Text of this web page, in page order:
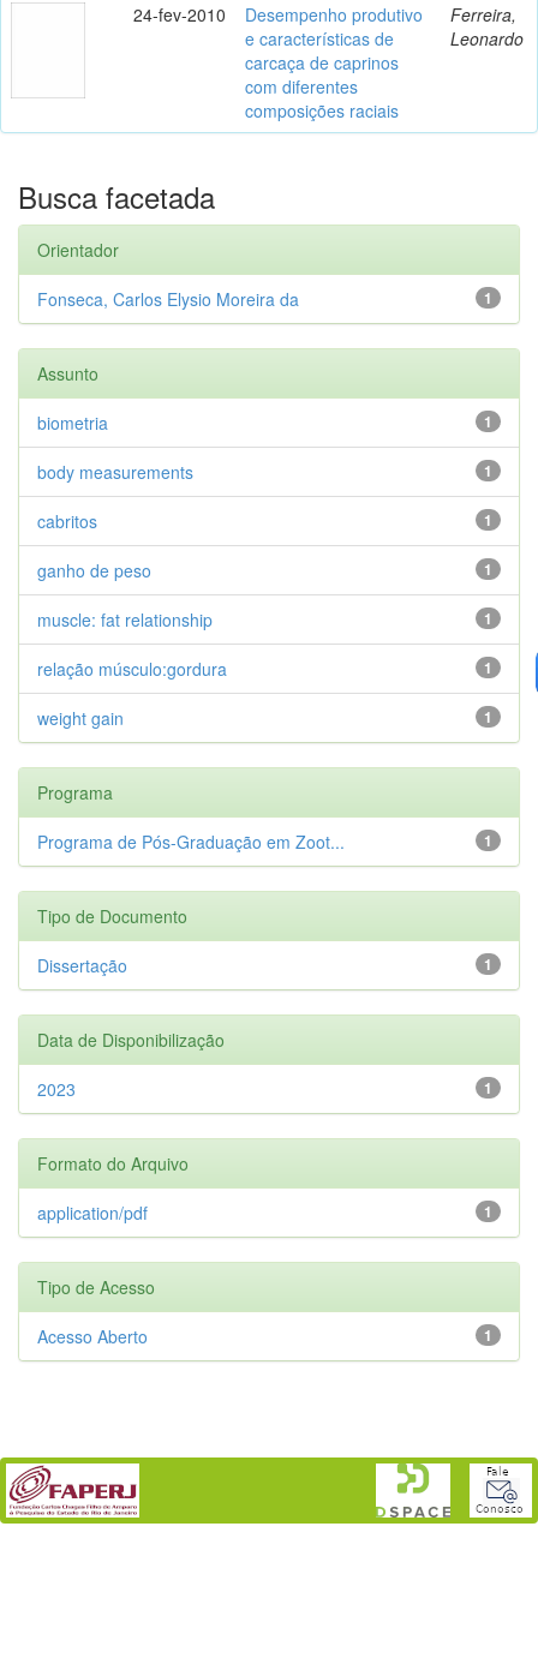
24-fev-2010
Desempenho produtivo
e características de
carcaça de caprinos
com diferentes
composições raciais
Ferreira,
Leonardo
Busca facetada
Orientador
1
Fonseca, Carlos Elysio Moreira da
Assunto
1
biometria
1
body measurements
1
cabritos
1
ganho de peso
1
muscle: fat relationship
1
relação músculo:gordura
1
weight gain
Programa
1
Programa de Pós-Graduação em Zoot...
Tipo de Documento
1
Dissertação
Data de Disponibilização
1
2023
Formato do Arquivo
1
application/pdf
Tipo de Acesso
1
Acesso Aberto